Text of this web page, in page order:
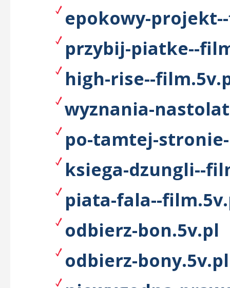
epokowy-
przybij-piatke--
high-rise--
wyznania-
po-tamtej-
ksiega-dzungli--
piata-fala--
odbierz-bon.5v.pl
odbierz-bony.5v.pl